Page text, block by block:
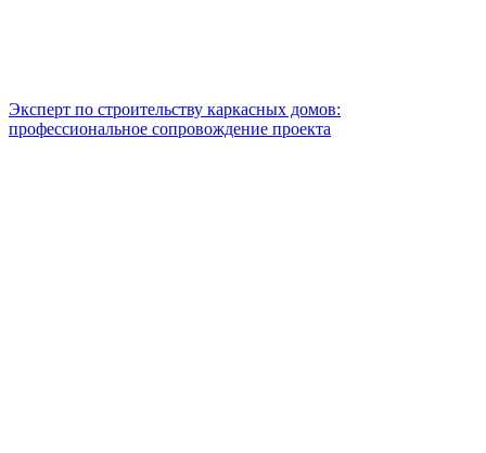
Эксперт по строительству каркасных домов:
профессиональное сопровождение проекта